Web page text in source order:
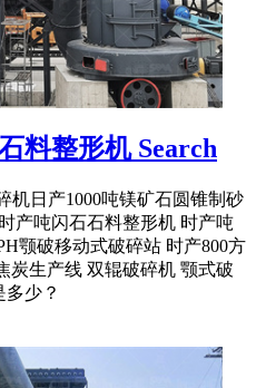
料整形机 Search
机日产1000吨镁矿石圆锥制砂
产吨闪石石料整形机 时产吨
颚破移动式破碎站 时产800方
炭生产线 双辊破碎机 颚式破
少？